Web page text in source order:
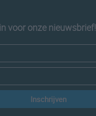
voor onze nieuwsbrief!
Inschrijven